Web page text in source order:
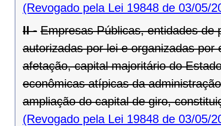
(Revogado pela Lei 19848 de 03/05/
II - Empresas Públicas, entidades de
autorizadas por lei e organizadas
afetação, capital majoritário do
econômicas atípicas da
ampliação do capital de giro,
(Revogado pela Lei 19848 de 03/05/